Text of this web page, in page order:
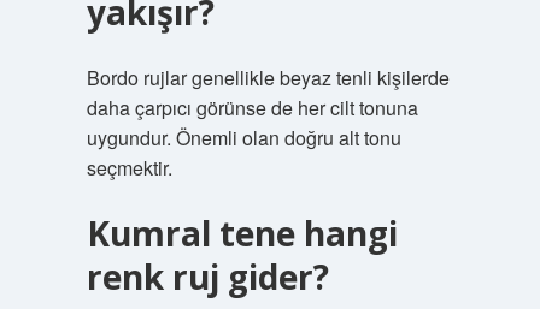
yakışır?
Bordo rujlar genellikle beyaz tenli kişilerde
daha çarpıcı görünse de her cilt tonuna
uygundur. Önemli olan doğru alt tonu
seçmektir.
Kumral tene hangi
renk ruj gider?